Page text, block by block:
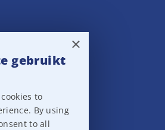
×
gebruikt
to
By using
to all